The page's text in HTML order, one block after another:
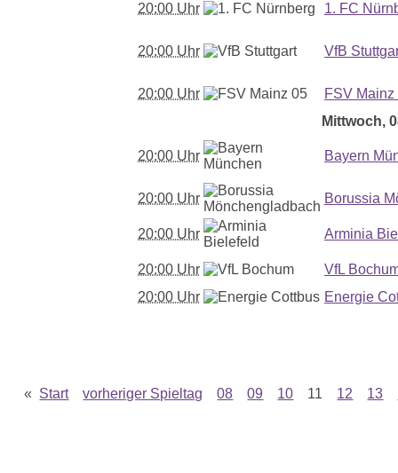
20:00 Uhr 1. FC
20:00 Uhr VfB
20:00 Uhr
FSV Mainz
Mittwoch,
20:00 Uhr Bayern
20:00 Uhr Borussia
20:00 Uhr Arminia
20:00 Uhr
VfL
20:00 Uhr
Energie
« Start vorheriger Spieltag 08 09 10 11 12 13